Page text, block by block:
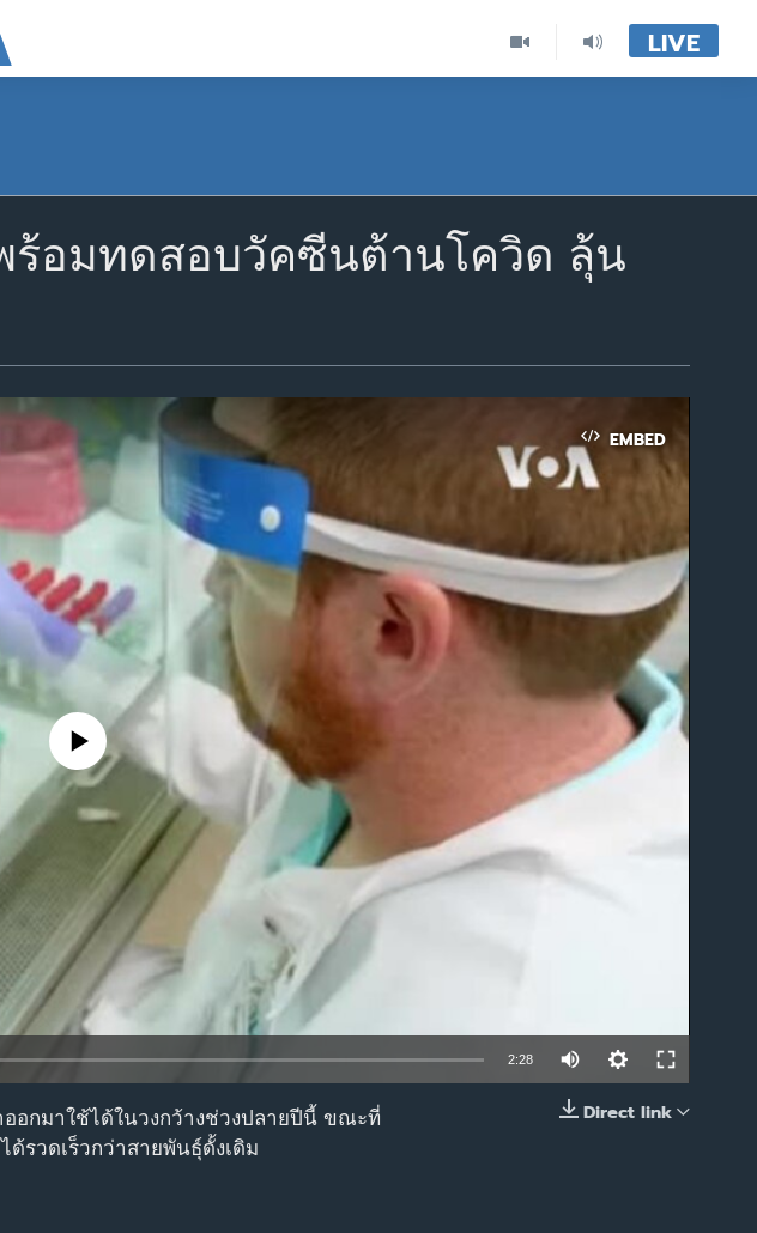
LIVE
ร้อมทดสอบวัคซีนต้านโควิด ลุ้น
EMBED
EMBED
source currently available
2:28
Direct link
อกมาใช้ได้ในวงกว้างช่วงปลายปีนี้ ขณะที่
รวดเร็วกว่าสายพันธุ์ดั้งเดิม